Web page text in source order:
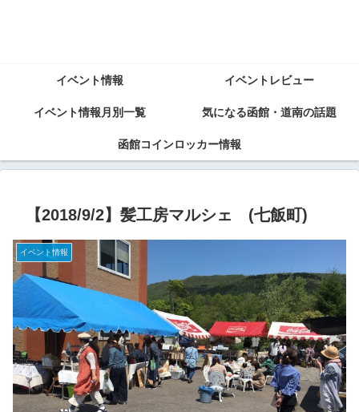
イベント情報 イベントレビュー
イベント情報月別一覧 気になる函館・道南の話題
函館コインロッカー情報
【2018/9/2】髪工房マルシェ (七飯町)
イベント情報